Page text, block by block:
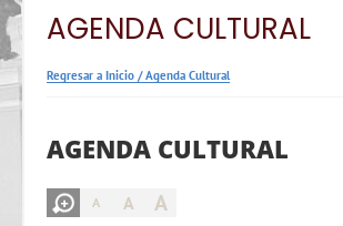
AGENDA CULTURAL
Regresar a Inicio /Agenda Cultural
AGENDA CULTURAL
A A A